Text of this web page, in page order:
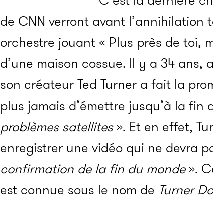
de CNN verront avant
orchestre jouant « Plus près de toi,
d’une maison cossue. Il y a 34
son créateur Ted Turner a fait la
plus jamais d’émettre jusqu’à la fin
problèmes satellites». Et en effet,
enregistrer une vidéo qui ne devra
confirmation de la fin du monde».
est connue sous le nom de Turner